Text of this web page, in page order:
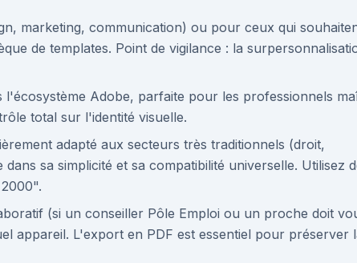
marketing, communication) ou pour ceux qui
de templates. Point de vigilance : la
l'écosystème Adobe, parfaite pour les professionnels
total sur l'identité visuelle.
adapté aux secteurs très traditionnels (droit,
sa simplicité et sa compatibilité universelle. Utilisez
(si un conseiller Pôle Emploi ou un proche doit
appareil. L'export en PDF est essentiel pour préserver